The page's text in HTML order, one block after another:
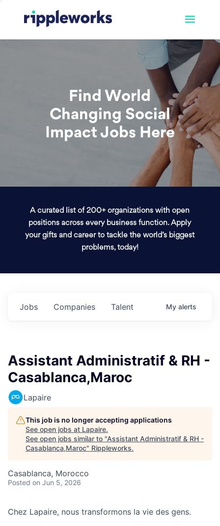
Find World
Changing Social
Impact Jobs Here
A curated list of 200+ organizations with open
positions across every business function. Apply
your gifts and career to tackle the world’s biggest
problems, today!
Jobs Companies Talent My alerts
Assistant Administratif & RH -
Casablanca,Maroc
Lapaire
This job is no longer accepting applications
See open jobs at Lapaire.
See open jobs similar to "Assistant Administratif & RH -
Casablanca,Maroc" Rippleworks.
Casablanca, Morocco
Posted on Jun 5, 2026
Chez Lapaire, nous transformons la vie des gens.